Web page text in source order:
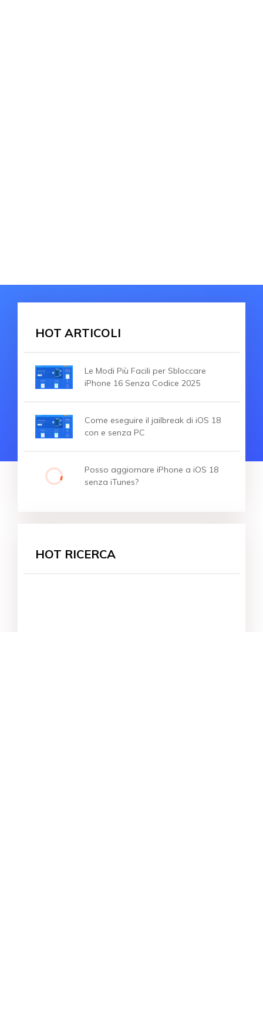
HOT ARTICOLI
Le Modi Più Facili per Sbloccare
iPhone 16 Senza Codice 2025
Come eseguire il jailbreak di iOS 18
con e senza PC
Posso aggiornare iPhone a iOS 18
senza iTunes?
HOT RICERCA